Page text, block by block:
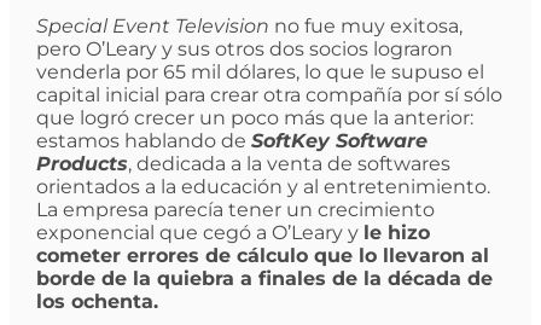
Special Event Television no fue muy exitosa,
pero O’Leary y sus otros dos socios lograron
venderla por 65 mil dólares, lo que le supuso el
capital inicial para crear otra compañía por sí sólo
que logró crecer un poco más que la anterior:
estamos hablando de SoftKey Software
Products, dedicada a la venta de softwares
orientados a la educación y al entretenimiento.
La empresa parecía tener un crecimiento
exponencial que cegó a O’Leary y le hizo
cometer errores de cálculo que lo llevaron al
borde de la quiebra a finales de la década de
los ochenta.